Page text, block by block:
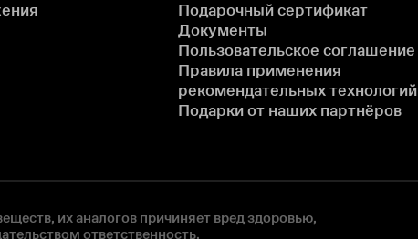
Подарочный сертификат
Документы
Пользовательское соглашение
Правила применения
рекомендательных технологий
Подарки от наших партнёров
их аналогов причиняет вред здоровью,
ответственность.